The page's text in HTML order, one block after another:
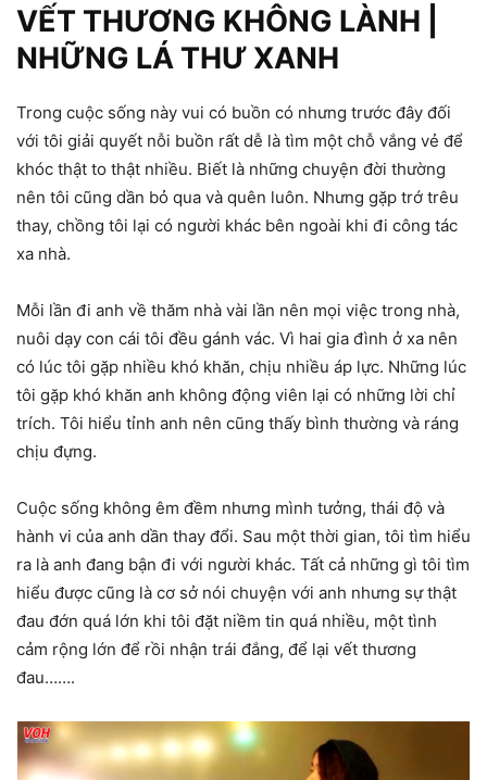
VẾT THƯƠNG KHÔNG LÀNH |
NHỮNG LÁ THƯ XANH
Trong cuộc sống này vui có buồn có nhưng trước đây đối
với tôi giải quyết nỗi buồn rất dễ là tìm một chỗ vắng vẻ để
khóc thật to thật nhiều. Biết là những chuyện đời thường
nên tôi cũng dần bỏ qua và quên luôn. Nhưng gặp trớ trêu
thay, chồng tôi lại có người khác bên ngoài khi đi công tác
xa nhà.
Mỗi lần đi anh về thăm nhà vài lần nên mọi việc trong nhà,
nuôi dạy con cái tôi đều gánh vác. Vì hai gia đình ở xa nên
có lúc tôi gặp nhiều khó khăn, chịu nhiều áp lực. Những lúc
tôi gặp khó khăn anh không động viên lại có những lời chỉ
trích. Tôi hiểu tỉnh anh nên cũng thấy bình thường và ráng
chịu đựng.
Cuộc sống không êm đềm nhưng mình tưởng, thái độ và
hành vi của anh dần thay đổi. Sau một thời gian, tôi tìm hiểu
ra là anh đang bận đi với người khác. Tất cả những gì tôi tìm
hiểu được cũng là cơ sở nói chuyện với anh nhưng sự thật
đau đớn quá lớn khi tôi đặt niềm tin quá nhiều, một tình
cảm rộng lớn để rồi nhận trái đắng, để lại vết thương
đau…….